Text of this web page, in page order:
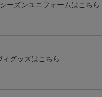
ーズンユニフォームはこちら
ィグッズはこちら